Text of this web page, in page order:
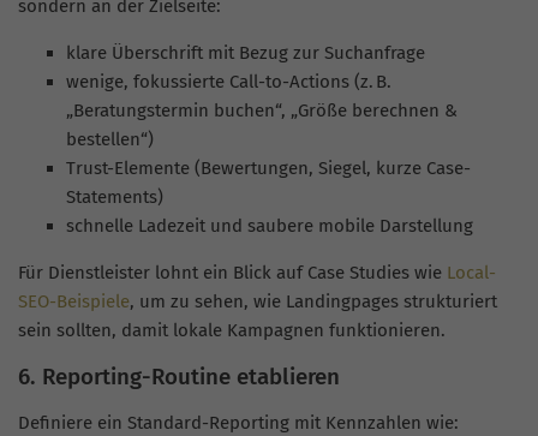
sondern an der Zielseite:
klare Überschrift mit Bezug zur Suchanfrage
wenige, fokussierte Call-to-Actions (z. B.
„Beratungstermin buchen“, „Größe berechnen &
bestellen“)
Trust-Elemente (Bewertungen, Siegel, kurze Case-
Statements)
schnelle Ladezeit und saubere mobile Darstellung
Für Dienstleister lohnt ein Blick auf Case Studies wie Local-
SEO-Beispiele, um zu sehen, wie Landingpages strukturiert
sein sollten, damit lokale Kampagnen funktionieren.
6. Reporting-Routine etablieren
Definiere ein Standard-Reporting mit Kennzahlen wie: